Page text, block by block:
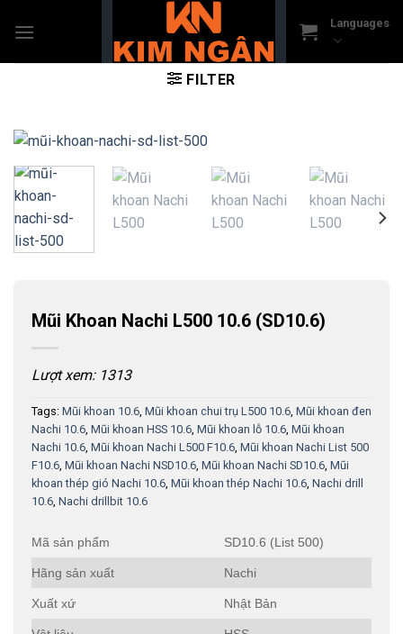
Languages
FILTER
Mũi Khoan Nachi L500 10.6 (SD10.6)
Lượt xem: 1313
Tags: Mũi khoan 10.6, Mũi khoan chui trụ L500 10.6, Mũi khoan đen
Nachi 10.6, Mũi khoan HSS 10.6, Mũi khoan lỗ 10.6, Mũi khoan
Nachi 10.6, Mũi khoan Nachi L500 F10.6, Mũi khoan Nachi List 500
F10.6, Mũi khoan Nachi NSD10.6, Mũi khoan Nachi SD10.6, Mũi
khoan thép gió Nachi 10.6, Mũi khoan thép Nachi 10.6, Nachi drill
10.6, Nachi drillbit 10.6
Mã sản phẩm SD10.6 (List 500)
Hãng sản xuất Nachi
Xuất xứ Nhật Bản